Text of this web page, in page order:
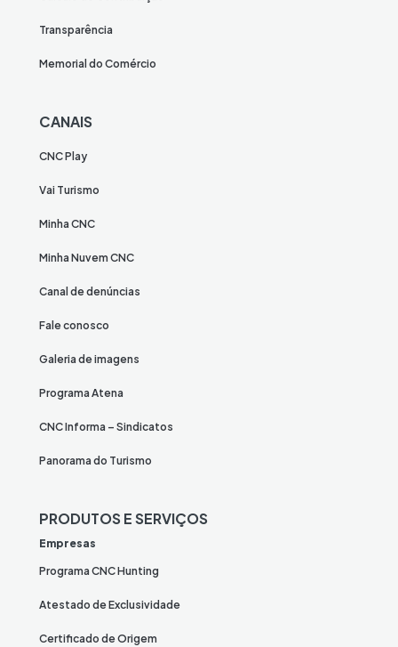
Transparência
Memorial do Comércio
CANAIS
CNC Play
Vai Turismo
Minha CNC
Minha Nuvem CNC
Canal de denúncias
Fale conosco
Galeria de imagens
Programa Atena
CNC Informa – Sindicatos
Panorama do Turismo
PRODUTOS E SERVIÇOS
Empresas
Programa CNC Hunting
Atestado de Exclusividade
Certificado de Origem